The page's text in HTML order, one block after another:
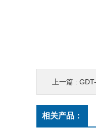
上一篇 :
相关产品：